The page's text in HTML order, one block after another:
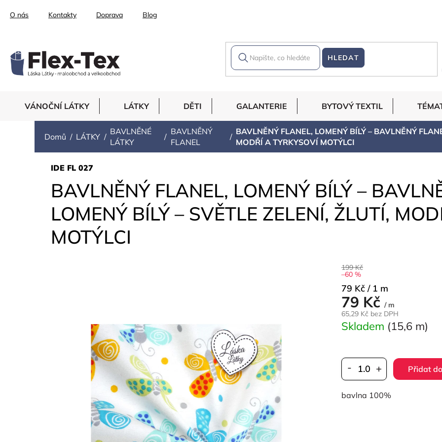
O nás Kontakty Doprava Blog
HLEDAT
VÁNOČNÍ LÁTKY LÁTKY DĚTI GALANTERIE BYTOVÝ TEXTIL
Domů LÁTKY
BAVLNĚNÉ
LÁTKY
BAVLNĚNÝ
FLANEL
BAVLNĚNÝ FLANEL, LOMENÝ BÍLÝ – BAVLNĚNÝ
MODŘÍ A TYRKYSOVÍ MOTÝLCI
BAVLNĚNÝ FLANEL, LOMENÝ BÍLÝ –
LOMENÝ BÍLÝ – SVĚTLE ZELENÍ, ŽLUTÍ,
MOTÝLCI
IDE FL 027
199 Kč
–60 %
79 Kč / m
65,29 Kč bez DPH
Měrná
cena:
79 Kč / 1 m
Skladem (15,6 m)
Přidat
bavlna 100%